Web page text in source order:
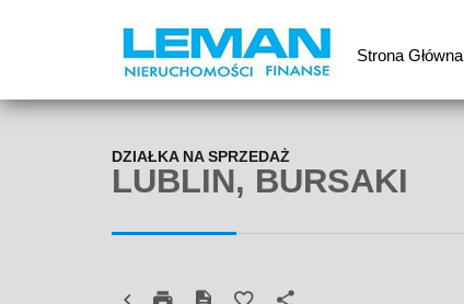
Strona Główna
LUBLIN, BURSAKI
DZIAŁKA NA SPRZEDAŻ